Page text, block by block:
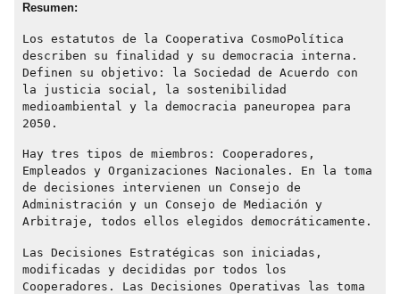
Resumen:
Los estatutos de la Cooperativa CosmoPolítica
describen su finalidad y su democracia interna.
Definen su objetivo: la Sociedad de Acuerdo con
la justicia social, la sostenibilidad
medioambiental y la democracia paneuropea para
2050.
Hay tres tipos de miembros: Cooperadores,
Empleados y Organizaciones Nacionales. En la toma
de decisiones intervienen un Consejo de
Administración y un Consejo de Mediación y
Arbitraje, todos ellos elegidos democráticamente.
Las Decisiones Estratégicas son iniciadas,
modificadas y decididas por todos los
Cooperadores. Las Decisiones Operativas las toma